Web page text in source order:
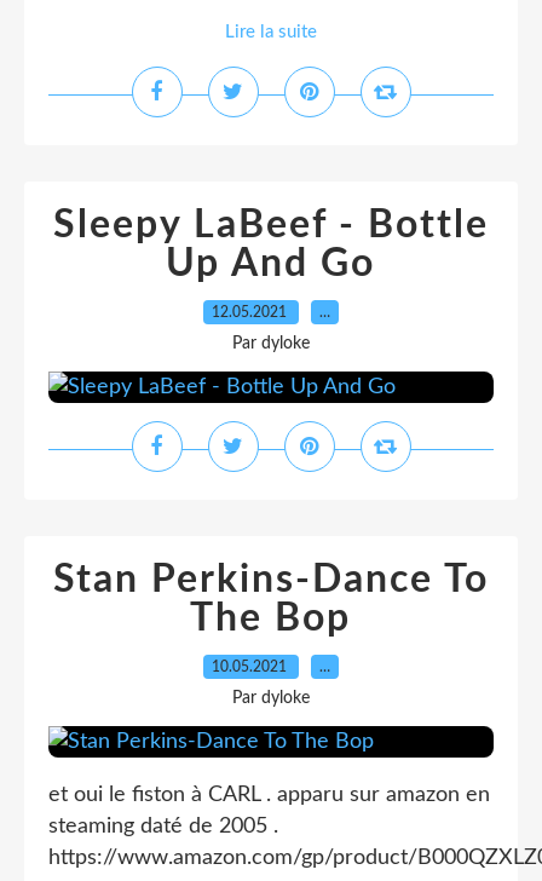
Lire la suite
Sleepy LaBeef - Bottle
Up And Go
12.05.2021 …
Par dyloke
Stan Perkins-Dance To
The Bop
10.05.2021 …
Par dyloke
et oui le fiston à CARL . apparu sur amazon en
steaming daté de 2005 .
https://www.amazon.com/gp/product/